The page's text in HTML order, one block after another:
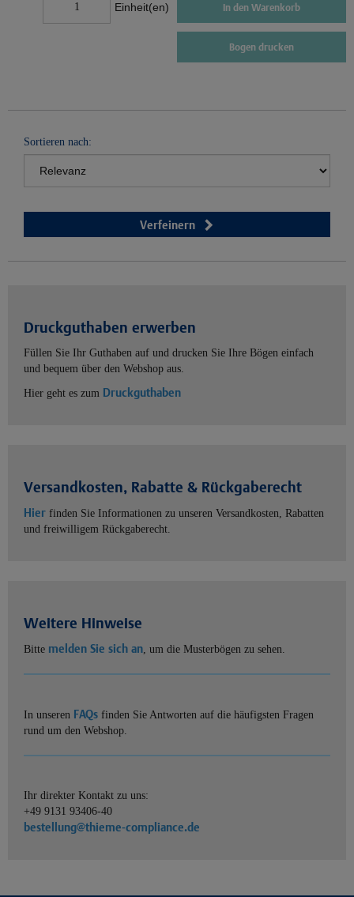
Einheit(en) In den Warenkorb
Bogen drucken
Sortieren nach:
Verfeinern
Druckguthaben erwerben
Füllen Sie Ihr Guthaben auf und drucken Sie Ihre Bögen einfach
und bequem über den Webshop aus.
Hier geht es zum Druckguthaben
Versandkosten, Rabatte & Rückgaberecht
Hier finden Sie Informationen zu unseren Versandkosten, Rabatten
und freiwilligem Rückgaberecht.
Weitere Hinweise
Bitte melden Sie sich an, um die Musterbögen zu sehen.
In unseren FAQs finden Sie Antworten auf die häufigsten Fragen
rund um den Webshop.
Ihr direkter Kontakt zu uns:
+49 9131 93406-40
bestellung@thieme-compliance.de